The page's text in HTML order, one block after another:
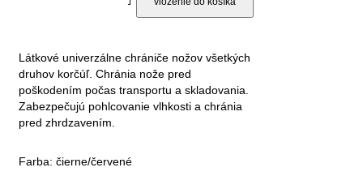
Látkové univerzálne chrániče nožov všetkých
druhov korčúľ. Chránia nože pred
poškodením počas transportu a skladovania.
Zabezpečujú pohlcovanie vlhkosti a chránia
pred zhrdzavením.
Farba: čierne/červené